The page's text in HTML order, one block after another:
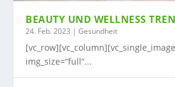
BEAUTY UND WELLNESS
24. Feb. 2023 |Gesundheit
img_size=“full“...